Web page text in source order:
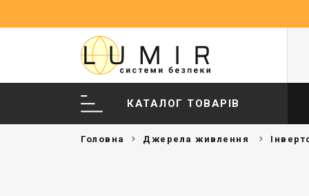
КАТАЛОГ ТОВАРІВ
Головна Джерела живлення